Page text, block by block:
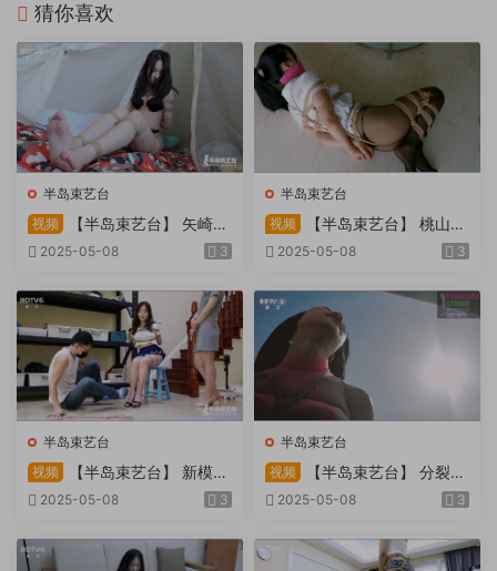
猜你喜欢
半岛束艺台
视频
【半岛束艺台】 矢崎
物业为您服务
2025-05-08 3
半岛束艺台
视频
【半岛束艺台】 桃山漫
画改编03 团缚美女超刺激玩
2025-05-08 3
半岛束艺台
视频
【半岛束艺台】 新模奎
因试镜，宛如阿紫再现
2025-05-08 3
半岛束艺台
视频
【半岛束艺台】 分裂的
快感：捆绑检阅式，车顶冷风
天。过路车辆..
2025-05-08 3